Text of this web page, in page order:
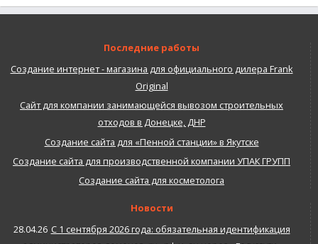
книги
Последние работы
Создание интернет - магазина для официального дилера Frank
Original
Сайт для компании занимающейся вывозом строительных
отходов в Донецке, ДНР
Создание сайта для «Пенной станции» в Якутске
Создание сайта для производственной компании УПАК ГРУПП
Создание сайта для косметолога
Новости
28.04.26 С 1 сентября 2026 года: обязательная идентификация